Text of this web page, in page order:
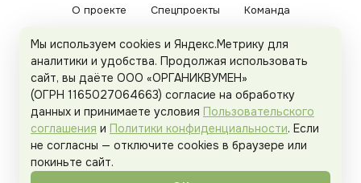
О проекте Спецпроекты Команда
Рекламодателям Политика конфиденциальности
Пользовательское соглашение
Organicwoman.ru . Все права защищены.
Мы используем cookies и Яндекс.Метрику для
аналитики и удобства. Продолжая использовать
сайт, вы даёте ООО «ОРГАНИКВУМЕН»
(ОГРН 1165027064663) согласие на обработку
данных и принимаете условия Пользовательского
соглашения и Политики конфиденциальности. Если
не согласны — отключите cookies в браузере или
покиньте сайт.